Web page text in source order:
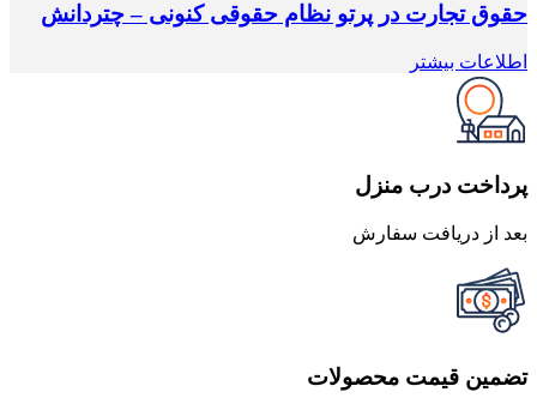
حقوق تجارت در پرتو نظام حقوقی کنونی – چتردانش
اطلاعات بیشتر
پرداخت درب منزل
بعد از دریافت سفارش
تضمین قیمت محصولات